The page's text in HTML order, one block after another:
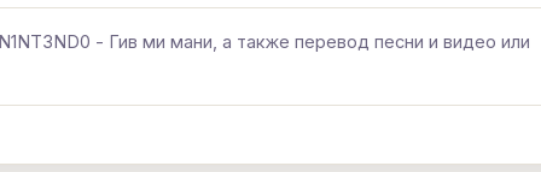
- Гив ми мани, а также перевод песни и видео или